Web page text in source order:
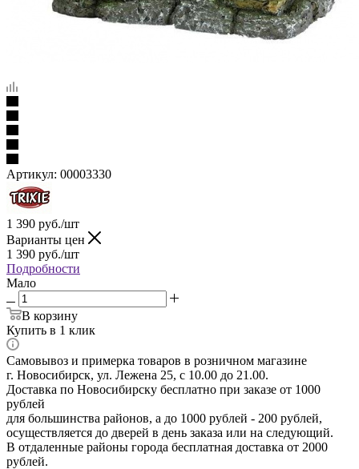
Артикул: 00003330
1 390 руб./шт
Варианты цен
1 390 руб./шт
Подробности
Мало
В корзину
Купить в 1 клик
Самовывоз и примерка товаров в розничном магазине
г. Новосибирск, ул. Лежена 25, с 10.00 до 21.00.
Доставка по Новосибирску бесплатно при заказе от 1000
рублей
для большинства районов, а до 1000 рублей - 200 рублей,
осуществляется до дверей в день заказа или на следующий.
В отдаленные районы города бесплатная доставка от 2000
рублей.